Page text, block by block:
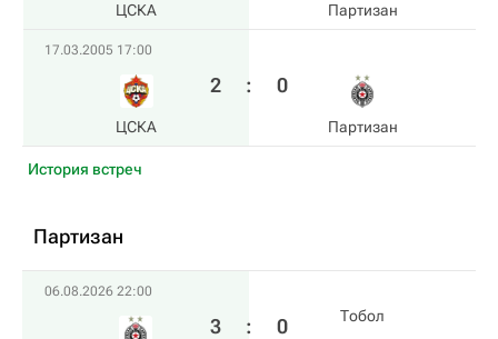
ЦСКА Партизан
17.03.2005 17:00
ЦСКА
2 : 0
Партизан
История встреч
Партизан
06.08.2026 22:00
3 : 0 Тобол